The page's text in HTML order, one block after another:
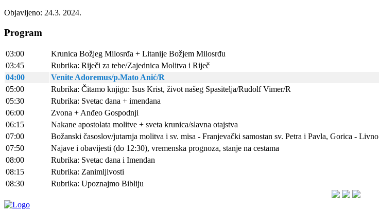
Objavljeno: 24.3. 2024.
Program
03:00
Krunica Božjeg Milosrđa + Litanije Božjem Milosrđu
03:45
Rubrika: Riječi za tebe/Zajednica Molitva i Riječ
04:00
Venite Adoremus/p.Mato Anić/R
05:00
Rubrika: Čitamo knjigu: Isus Krist, život našeg Spasitelja/Rudolf Vimer/R
05:30
Rubrika: Svetac dana + imendana
06:00
Zvona + Anđeo Gospodnji
06:15
Nakane apostolata molitve + sveta krunica/slavna otajstva
07:00
Božanski časoslov/jutarnja molitva i sv. misa - Franjevački samostan sv. Petra i Pavla, Gorica - Livno
07:50
Najave i obavijesti (do 12:30), vremenska prognoza, stanje na cestama
08:00
Rubrika: Svetac dana i Imendan
08:15
Rubrika: Zanimljivosti
08:30
Rubrika: Upoznajmo Bibliju